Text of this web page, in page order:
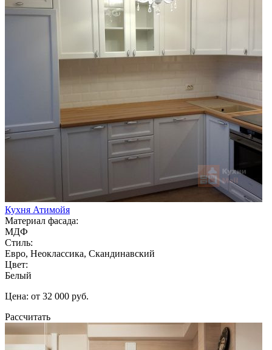
Кухня Атимойя
Материал фасада:
МДФ
Стиль:
Евро, Неоклассика, Скандинавский
Цвет:
Белый
Цена: от 32 000 руб.
Рассчитать